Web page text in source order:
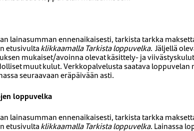
lainasumman ennenaikaisesti, tarkista tarkka
etusivultaklikkaamalla Tarkista loppuvelka. Jäljellä
mukaiset/avoinna olevat käsittely- ja
muut kulut. Verkkopalvelusta saatava loppuvelan
seuraavaan eräpäivään asti.
loppuvelka
lainasumman ennenaikaisesti, tarkista tarkka
etusivultaklikkaamalla Tarkista loppuvelka. Lainassa